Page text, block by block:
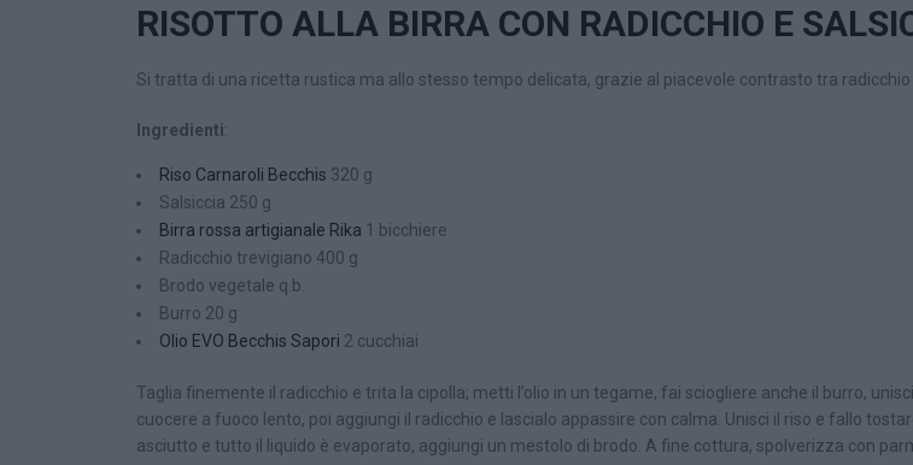
RISOTTO ALLA BIRRA CON RADICCHIO E
Si tratta di una ricetta rustica ma allo stesso tempo delicata, grazie al piacevole contrasto tra
Ingredienti:
Riso Carnaroli Becchis 320 g
Salsiccia 250 g
Birra rossa artigianale Rika 1 bicchiere
Radicchio trevigiano 400 g
Brodo vegetale q.b.
Burro 20 g
Olio EVO Becchis Sapori 2 cucchiai
Taglia finemente il radicchio e trita la cipolla; metti l’olio in un tegame, fai sciogliere anche il burro,
cuocere a fuoco lento, poi aggiungi il radicchio e lascialo appassire con calma. Unisci il riso e fallo
asciutto e tutto il liquido è evaporato, aggiungi un mestolo di brodo. A fine cottura, spolverizza con